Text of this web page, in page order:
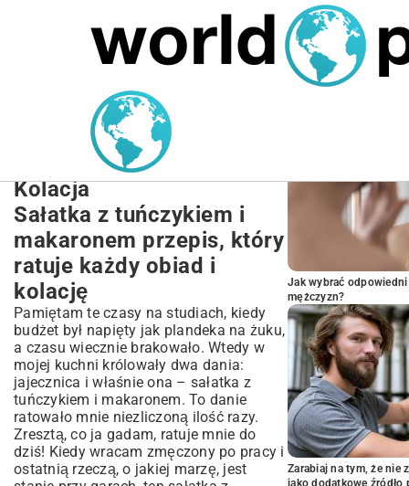
MARIUSZ ŁAMAGA 27.09.2025
Sałatka z tuńczykiem i
makaronem przepis:
Szybki Obiad i Lekka
Kolacja
Sałatka z tuńczykiem i
makaronem przepis, który
ratuje każdy obiad i
kolację
Pamiętam te czasy na studiach, kiedy
budżet był napięty jak plandeka na żuku,
a czasu wiecznie brakowało. Wtedy w
mojej kuchni królowały dwa dania:
jajecznica i właśnie ona – sałatka z
tuńczykiem i makaronem. To danie
ratowało mnie niezliczoną ilość razy.
Zresztą, co ja gadam, ratuje mnie do
dziś! Kiedy wracam zmęczony po pracy i
ostatnią rzeczą, o jakiej marzę, jest
Jak wybrać
mężczyzn?
Zarabiaj na tym, że nie
jako dodatkowe